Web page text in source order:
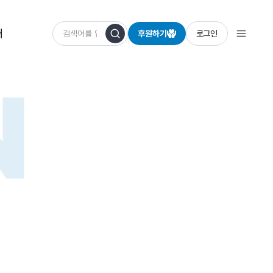
후원하기 로그인